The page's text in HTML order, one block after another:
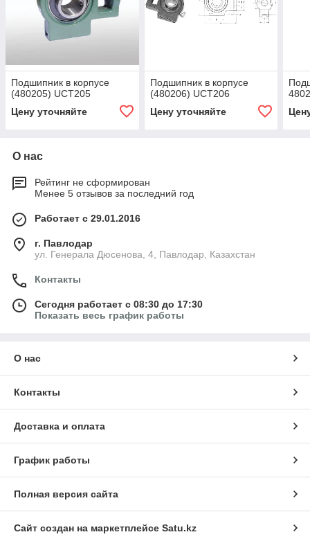
Подшипник в корпусе
(480205) UCT205
Цену уточняйте
Подшипник в корпусе
(480206) UCT206
Цену уточняйте
О нас
Рейтинг не сформирован
Менее 5 отзывов за последний год
Работает с 29.01.2016
г. Павлодар
ул. Генерала Дюсенова, 4, Павлодар, Казахстан
Контакты
Сегодня работает с 08:30 до 17:30
Показать весь график работы
О нас
Контакты
Доставка и оплата
График работы
Полная версия сайта
Сайт создан на маркетплейсе Satu.kz